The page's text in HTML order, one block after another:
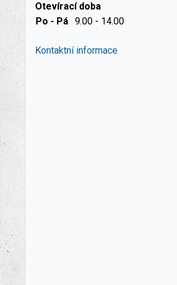
Otevírací doba
Po - Pá 9.00 - 14.00
Kontaktní informace